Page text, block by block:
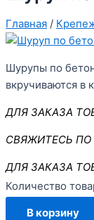
Главная /
Шурупы по
вкручиваются в
ДЛЯ ЗАКАЗА
СВЯЖИТЕСЬ ПО
ДЛЯ ЗАКАЗА
Количество
В корзину